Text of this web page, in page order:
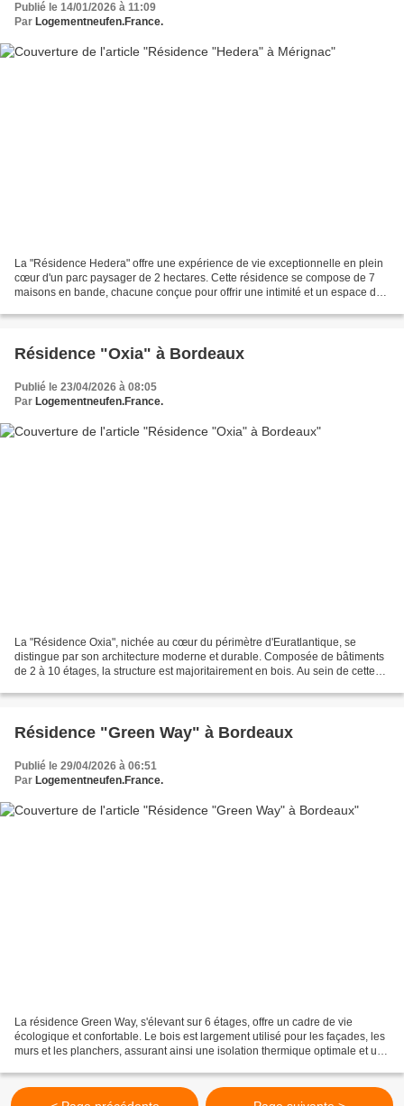
Publié le 14/01/2026 à 11:09
Par Logementneufen.France.
La "Résidence Hedera" offre une expérience de vie exceptionnelle en plein
cœur d'un parc paysager de 2 hectares. Cette résidence se compose de 7
maisons en bande, chacune conçue pour offrir une intimité et un espace de
Résidence "Oxia" à Bordeaux
Publié le 23/04/2026 à 08:05
Par Logementneufen.France.
La "Résidence Oxia", nichée au cœur du périmètre d'Euratlantique, se
distingue par son architecture moderne et durable. Composée de bâtiments
de 2 à 10 étages, la structure est majoritairement en bois. Au sein de cette
Résidence "Green Way" à Bordeaux
Publié le 29/04/2026 à 06:51
Par Logementneufen.France.
La résidence Green Way, s'élevant sur 6 étages, offre un cadre de vie
écologique et confortable. Le bois est largement utilisé pour les façades, les
murs et les planchers, assurant ainsi une isolation thermique optimale et une